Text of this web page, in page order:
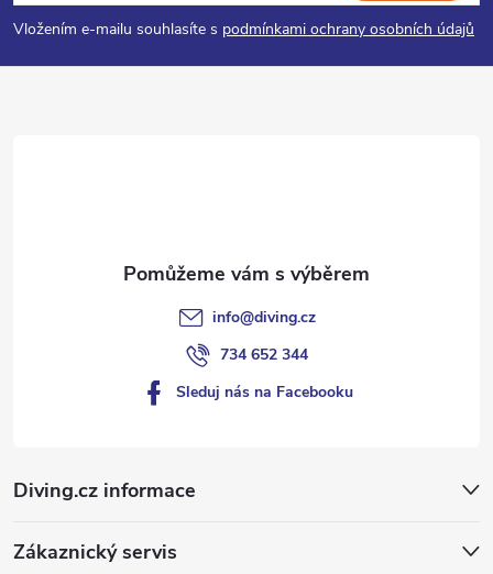
p
a
Vložením e-mailu souhlasíte s podmínkami ochrany osobních údajů
Diving.cz informace
Zákaznický servis
info@diving.cz
734 652 344
Sleduj nás na Facebooku